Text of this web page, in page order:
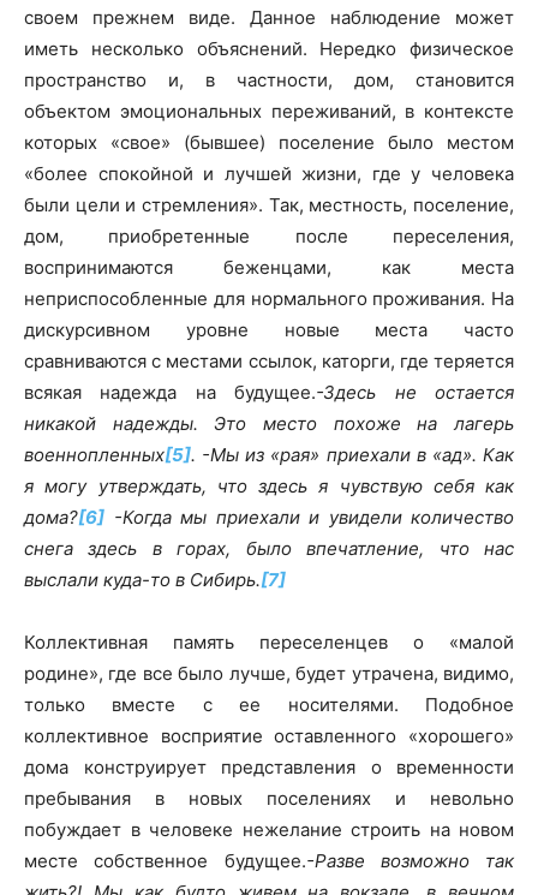
своем прежнем виде. Данное наблюдение может
иметь несколько объяснений. Нередко физическое
пространство и, в частности, дом, становится
объектом эмоциональных переживаний, в контексте
которых «свое» (бывшее) поселение было местом
«более спокойной и лучшей жизни, где у человека
были цели и стремления». Так, местность, поселение,
дом, приобретенные после переселения,
воспринимаются беженцами, как места
неприспособленные для нормального проживания. На
дискурсивном уровне новые места часто
сравниваются с местами ссылок, каторги, где теряется
всякая надежда на будущее.-Здесь не остается
никакой надежды. Это место похоже на лагерь
военнопленных[5]. -Мы из «рая» приехали в «ад». Как
я могу утверждать, что здесь я чувствую себя как
дома?[6] -Когда мы приехали и увидели количество
снега здесь в горах, было впечатление, что нас
выслали куда-то в Сибирь.[7]
Коллективная память переселенцев о «малой
родине», где все было лучше, будет утрачена, видимо,
только вместе с ее носителями. Подобное
коллективное восприятие оставленного «хорошего»
дома конструирует представления о временности
пребывания в новых поселениях и невольно
побуждает в человеке нежелание строить на новом
месте собственное будущее.-Разве возможно так